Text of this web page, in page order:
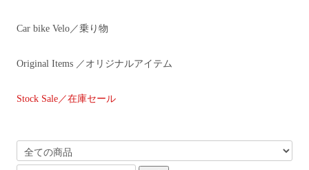
Car bike Velo／乗り物
Original Items ／オリジナルアイテム
Stock Sale／在庫セール